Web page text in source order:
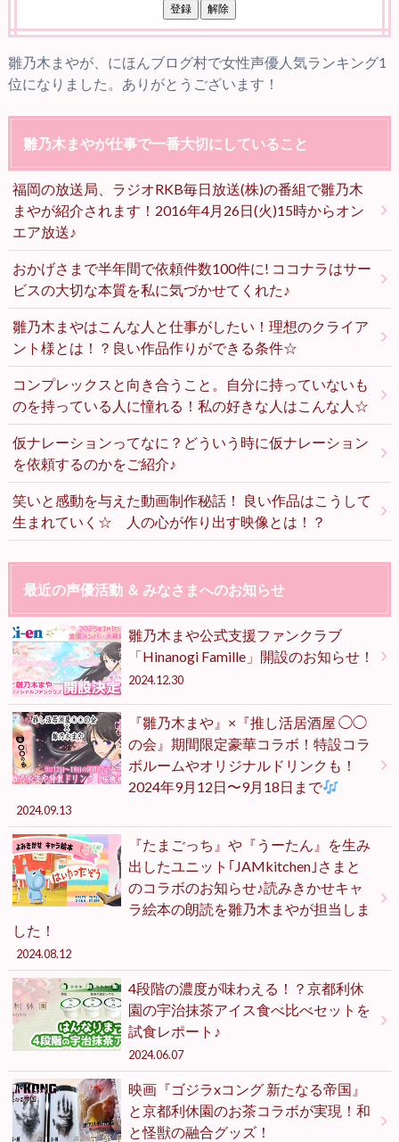
雛乃木まやが、にほんブログ村で女性声優人気ランキング1
位になりました。ありがとうございます！
雛乃木まやが仕事で一番大切にしていること
福岡の放送局、ラジオRKB毎日放送(株)の番組で雛乃木
まやが紹介されます！2016年4月26日(火)15時からオン
エア放送♪
おかげさまで半年間で依頼件数100件に! ココナラはサー
ビスの大切な本質を私に気づかせてくれた♪
雛乃木まやはこんな人と仕事がしたい！理想のクライア
ント様とは！？良い作品作りができる条件☆
コンプレックスと向き合うこと。自分に持っていないも
のを持っている人に憧れる！私の好きな人はこんな人☆
仮ナレーションってなに？どういう時に仮ナレーション
を依頼するのかをご紹介♪
笑いと感動を与えた動画制作秘話！ 良い作品はこうして
生まれていく☆ 人の心が作り出す映像とは！？
最近の声優活動 ＆ みなさまへのお知らせ
雛乃木まや公式支援ファンクラブ
「Hinanogi Famille」開設のお知らせ！
2024.12.30
『雛乃木まや』×『推し活居酒屋 ◯◯
の会』期間限定豪華コラボ！特設コラ
ボルームやオリジナルドリンクも！
2024年9月12日〜9月18日まで
2024.09.13
『たまごっち』や『うーたん』を生み
出したユニット｢JAMkitchen｣さまと
のコラボのお知らせ♪読みきかせキャ
ラ絵本の朗読を雛乃木まやが担当しま
した！
2024.08.12
4段階の濃度が味わえる！？京都利休
園の宇治抹茶アイス食べ比べセットを
試食レポート♪
2024.06.07
映画『ゴジラxコング 新たなる帝国』
と京都利休園のお茶コラボが実現！和
と怪獣の融合グッズ！